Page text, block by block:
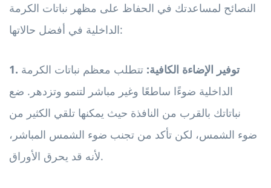
النصائح لمساعدتك في الحفاظ على مظهر نباتات الكرمة
الداخلية في أفضل حالاتها:
1. توفير الإضاءة الكافية: تتطلب معظم نباتات الكرمة
الداخلية ضوءًا ساطعًا وغير مباشر لتنمو وتزدهر. ضع
نباتاتك بالقرب من النافذة حيث يمكنها تلقي الكثير من
ضوء الشمس، لكن تأكد من تجنب ضوء الشمس المباشر،
لأنه قد يحرق الأوراق.